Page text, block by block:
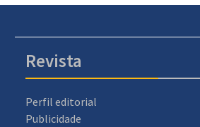
Revista
Perfil editorial
Publicidade